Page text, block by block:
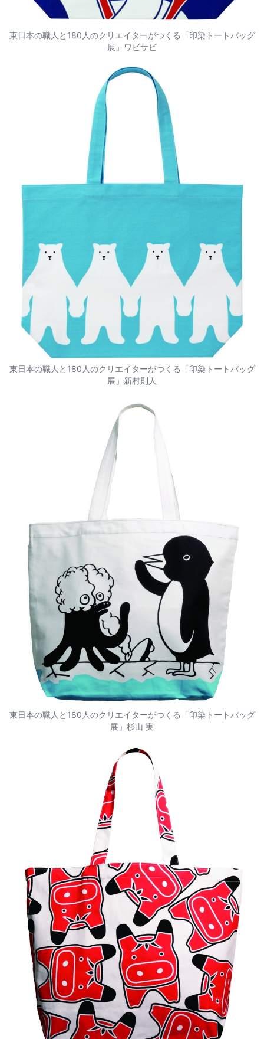
東日本の職人と180人のクリエイターがつくる「印染トートバッグ
展」ワビサビ
東日本の職人と180人のクリエイターがつくる「印染トートバッグ
展」新村則人
東日本の職人と180人のクリエイターがつくる「印染トートバッグ
展」杉山 実